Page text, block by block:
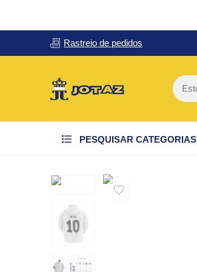
Rastreio de pedidos
PESQUISAR CATEGORIAS